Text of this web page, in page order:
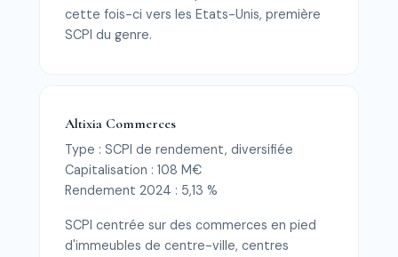
cette fois-ci vers les Etats-Unis, première
SCPI du genre.
Altixia Commerces
Type : SCPI de rendement, diversifiée
Capitalisation : 108 M€
Rendement 2024 : 5,13 %
SCPI centrée sur des commerces en pied
d'immeubles de centre-ville, centres